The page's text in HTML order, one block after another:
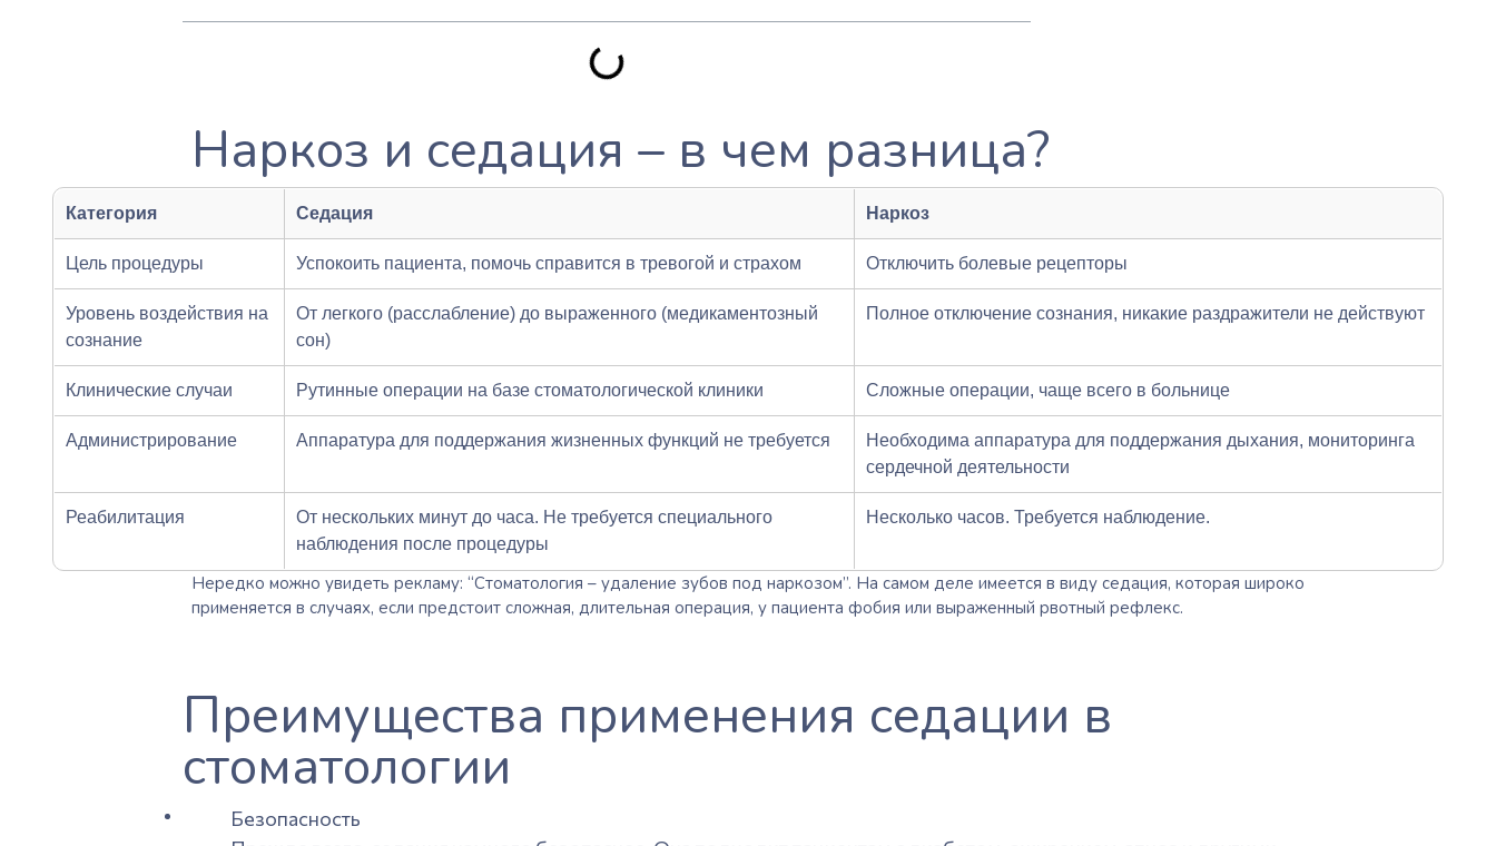
Наркоз и седация – в чем разница?
Категория Седация Наркоз
Цель процедуры Успокоить пациента, помочь справится в тревогой и страхом Отключить болевые рецепторы
Уровень воздействия на
сознание
От легкого (расслабление) до выраженного (медикаментозный
сон)
Полное отключение сознания, никакие раздражители не действуют
Клинические случаи Рутинные операции на базе стоматологической клиники Сложные операции, чаще всего в больнице
Администрирование Аппаратура для поддержания жизненных функций не требуется
Необходима аппаратура для поддержания дыхания, мониторинга
сердечной деятельности
Реабилитация
От нескольких минут до часа. Не требуется специального
наблюдения после процедуры
Несколько часов. Требуется наблюдение.
Нередко можно увидеть рекламу: “Стоматология – удаление зубов под наркозом”. На самом деле имеется в виду седация, которая широко
применяется в случаях, если предстоит сложная, длительная операция, у пациента фобия или выраженный рвотный рефлекс.
Преимущества применения седации в
стоматологии
Безопасность